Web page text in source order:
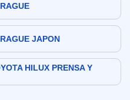
JAPON
HILUX PRENSA Y